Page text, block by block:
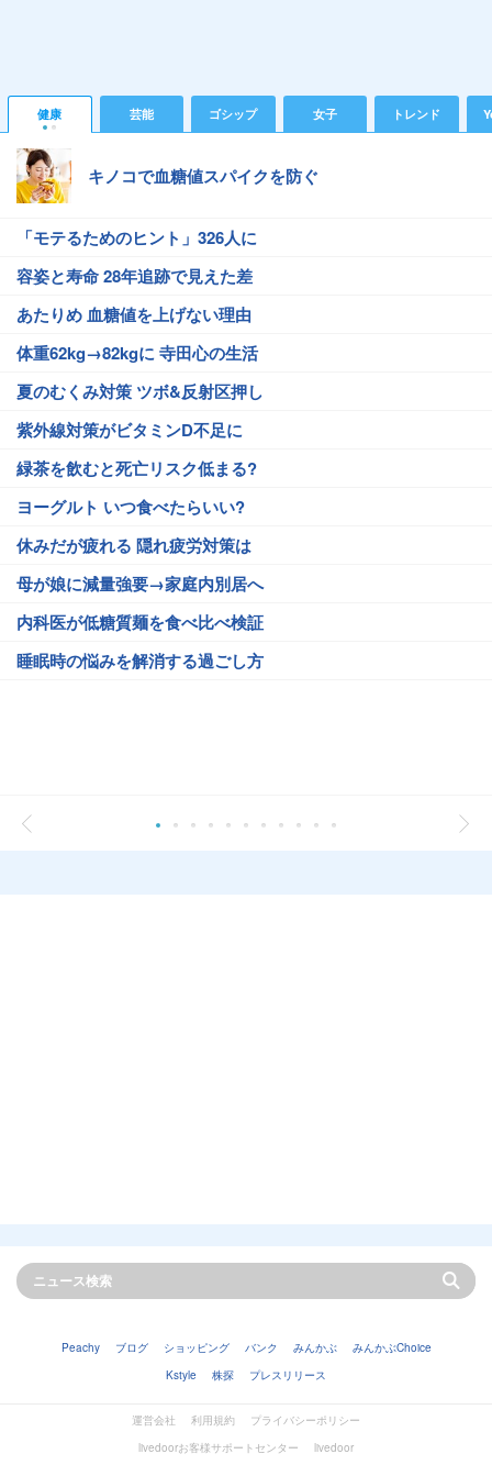
健康 芸能 ゴシップ 女子 トレンド
キノコで血糖値スパイクを防ぐ
「モテるためのヒント」326人に
容姿と寿命 28年追跡で見えた差
あたりめ 血糖値を上げない理由
体重62kg→82kgに 寺田心の生活
夏のむくみ対策 ツボ&反射区押し
紫外線対策がビタミンD不足に
緑茶を飲むと死亡リスク低まる?
ヨーグルト いつ食べたらいい?
休みだが疲れる 隠れ疲労対策は
母が娘に減量強要→家庭内別居へ
内科医が低糖質麺を食べ比べ検証
睡眠時の悩みを解消する過ごし方
Peachy ブログ ショッピング バンク みんかぶ
みんかぶChoice
Kstyle
株探 プレスリリース
運営会社 利用規約
プライバシーポリシー
livedoorお客様サポートセンター
livedoor